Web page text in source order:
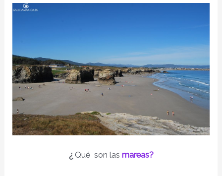
¿ Qué son las mareas?